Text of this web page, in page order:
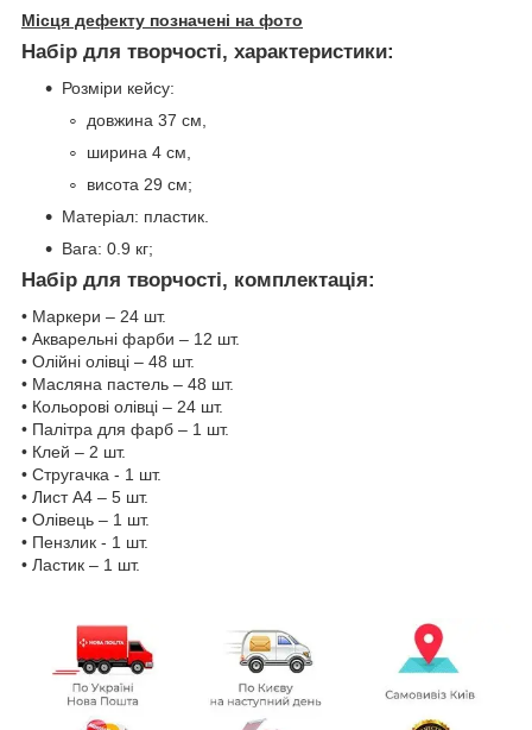
Місця дефекту позначені на фото
Набір для творчості, характеристики:
Розміри кейсу:
довжина 37 см,
ширина 4 см,
висота 29 см;
Матеріал: пластик.
Вага: 0.9 кг;
Набір для творчості, комплектація:
• Маркери – 24 шт.
• Акварельні фарби – 12 шт.
• Олійні олівці – 48 шт.
• Масляна пастель – 48 шт.
• Кольорові олівці – 24 шт.
• Палітра для фарб – 1 шт.
• Клей – 2 шт.
• Стругачка - 1 шт.
• Лист А4 – 5 шт.
• Олівець – 1 шт.
• Пензлик - 1 шт.
• Ластик – 1 шт.